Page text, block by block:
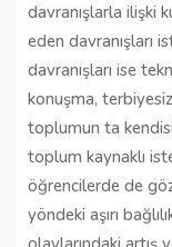
davranışlarla ilişki
eden davranışları
davranışları ise
konuşma,
toplumun ta
toplum kaynaklı
öğrencilerde de
yöndeki aşırı